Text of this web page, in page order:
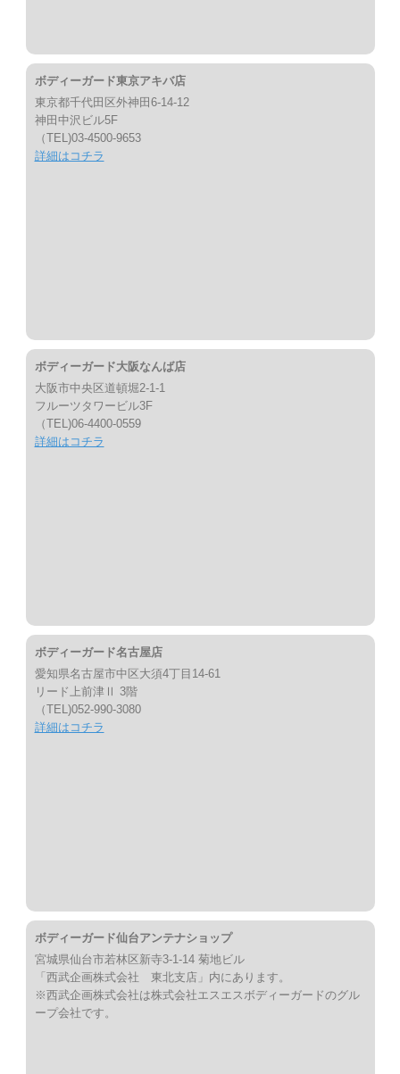
ボディーガード東京アキバ店
東京都千代田区外神田6-14-12
神田中沢ビル5F
（TEL)03-4500-9653
詳細はコチラ
ボディーガード大阪なんば店
大阪市中央区道頓堀2-1-1
フルーツタワービル3F
（TEL)06-4400-0559
詳細はコチラ
ボディーガード名古屋店
愛知県名古屋市中区大須4丁目14-61
リード上前津Ⅱ 3階
（TEL)052-990-3080
詳細はコチラ
ボディーガード仙台アンテナショップ
宮城県仙台市若林区新寺3-1-14 菊地ビル
「西武企画株式会社 東北支店」内にあります。
※西武企画株式会社は株式会社エスエスボディーガードのグル
ープ会社です。